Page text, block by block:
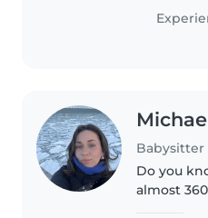
fostering
security.
Babysitter
Do you
almost